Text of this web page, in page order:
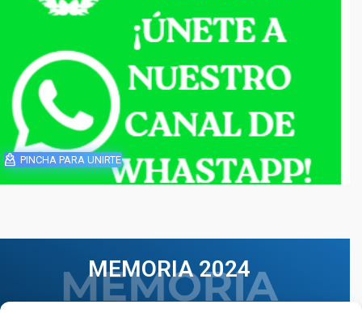
PINCHA PARA UNIRTE
MEMORIA 2024